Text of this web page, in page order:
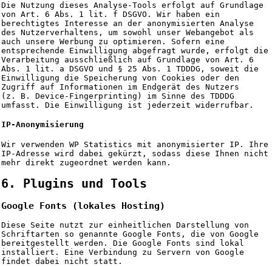
Die Nutzung dieses Analyse-Tools erfolgt auf Grundlage
von Art. 6 Abs. 1 lit. f DSGVO. Wir haben ein
berechtigtes Interesse an der anonymisierten Analyse
des Nutzerverhaltens, um sowohl unser Webangebot als
auch unsere Werbung zu optimieren. Sofern eine
entsprechende Einwilligung abgefragt wurde, erfolgt die
Verarbeitung ausschließlich auf Grundlage von Art. 6
Abs. 1 lit. a DSGVO und § 25 Abs. 1 TDDDG, soweit die
Einwilligung die Speicherung von Cookies oder den
Zugriff auf Informationen im Endgerät des Nutzers
(z. B. Device-Fingerprinting) im Sinne des TDDDG
umfasst. Die Einwilligung ist jederzeit widerrufbar.
IP-Anonymisierung
Wir verwenden WP Statistics mit anonymisierter IP. Ihre
IP-Adresse wird dabei gekürzt, sodass diese Ihnen nicht
mehr direkt zugeordnet werden kann.
6. Plugins und Tools
Google Fonts (lokales Hosting)
Diese Seite nutzt zur einheitlichen Darstellung von
Schriftarten so genannte Google Fonts, die von Google
bereitgestellt werden. Die Google Fonts sind lokal
installiert. Eine Verbindung zu Servern von Google
findet dabei nicht statt.